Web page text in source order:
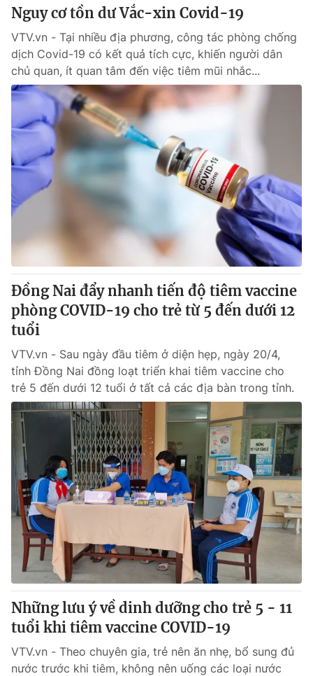
Nguy cơ tồn dư Vắc-xin Covid-19
VTV.vn - Tại nhiều địa phương, công tác phòng chống
dịch Covid-19 có kết quả tích cực, khiến người dân
chủ quan, ít quan tâm đến việc tiêm mũi nhắc...
Đồng Nai đẩy nhanh tiến độ tiêm vaccine
phòng COVID-19 cho trẻ từ 5 đến dưới 12
tuổi
VTV.vn - Sau ngày đầu tiêm ở diện hẹp, ngày 20/4,
tỉnh Đồng Nai đồng loạt triển khai tiêm vaccine cho
trẻ 5 đến dưới 12 tuổi ở tất cả các địa bàn trong tỉnh.
Những lưu ý về dinh dưỡng cho trẻ 5 - 11
tuổi khi tiêm vaccine COVID-19
VTV.vn - Theo chuyên gia, trẻ nên ăn nhẹ, bổ sung đủ
nước trước khi tiêm, không nên uống các loại nước